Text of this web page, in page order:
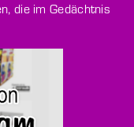
die im Gedächtnis